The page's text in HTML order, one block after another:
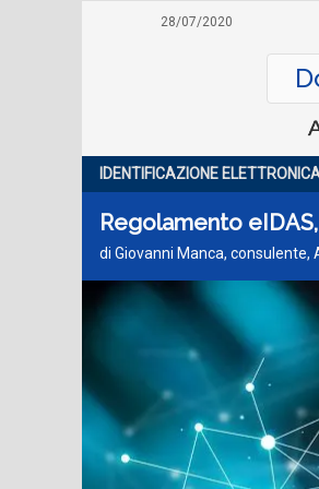
28/07/2020
IDENTIFICAZIONE
Regolamento
di Giovanni Manca, consulente,